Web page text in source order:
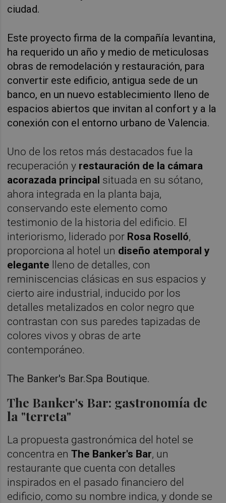
ciudad.
Este proyecto firma de la compañía levantina,
ha requerido un año y medio de meticulosas
obras de remodelación y restauración, para
convertir este edificio, antigua sede de un
banco, en un nuevo establecimiento lleno de
espacios abiertos que invitan al confort y a la
conexión con el entorno urbano de Valencia.
Uno de los retos más destacados fue la
recuperación y restauración de la cámara
acorazada principal situada en su sótano,
ahora integrada en la planta baja,
conservando este elemento como
testimonio de la historia del edificio. El
interiorismo, liderado por Rosa Roselló,
proporciona al hotel un diseño atemporal y
elegante
lleno de detalles, con
reminiscencias clásicas en sus espacios y
cierto aire industrial, inducido por los
detalles metalizados en color negro que
contrastan con sus paredes tapizadas de
colores vivos y obras de arte
contemporáneo.
The Banker's Bar.Spa Boutique.
The Banker's Bar: gastronomía de
la "terreta"
La propuesta gastronómica del hotel se
concentra en The Banker's Bar, un
restaurante que cuenta con detalles
inspirados en el pasado financiero del
edificio, como su nombre indica, y donde se